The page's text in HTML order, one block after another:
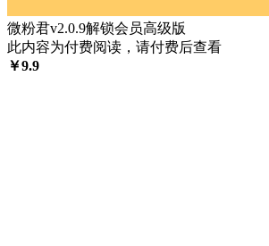
微粉君v2.0.9解锁会员高级版
此内容为付费阅读，请付费后查看
￥9.9